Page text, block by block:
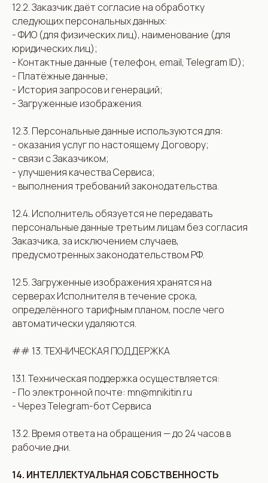
12.2. Заказчик даёт согласие на обработку
следующих персональных данных:
- ФИО (для физических лиц), наименование (для
юридических лиц);
- Контактные данные (телефон, email, Telegram ID);
- Платёжные данные;
- История запросов и генераций;
- Загруженные изображения.
12.3. Персональные данные используются для:
- оказания услуг по настоящему Договору;
- связи с Заказчиком;
- улучшения качества Сервиса;
- выполнения требований законодательства.
12.4. Исполнитель обязуется не передавать
персональные данные третьим лицам без согласия
Заказчика, за исключением случаев,
предусмотренных законодательством РФ.
12.5. Загруженные изображения хранятся на
серверах Исполнителя в течение срока,
определённого тарифным планом, после чего
автоматически удаляются.
## 13. ТЕХНИЧЕСКАЯ ПОДДЕРЖКА
13.1. Техническая поддержка осуществляется:
- По электронной почте: mn@mnikitin.ru
- Через Telegram-бот Сервиса
13.2. Время ответа на обращения — до 24 часов в
рабочие дни.
14. ИНТЕЛЛЕКТУАЛЬНАЯ СОБСТВЕННОСТЬ